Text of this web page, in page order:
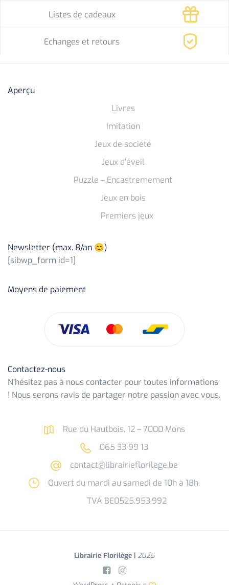
Listes de cadeaux
Echanges et retours
Aperçu
Livres
Imitation
Jeux de société
Jeux d’éveil
Puzzle – Encastremement
Jeux en bois
Premiers jeux
Newsletter (max. 8/an 😊)
[sibwp_form id=1]
Moyens de paiement
Contactez-nous
N’hésitez pas à nous contacter pour toutes informations
! Nous serons ravis de partager notre passion avec vous.
Rue du Hautbois, 12 – 7000 Mons
065 33 99 13
contact@librairieflorilege.be
Ouvert du mardi au samedi de 10h à 18h.
TVA BE0525.953.992
Librairie Florilège | 2025